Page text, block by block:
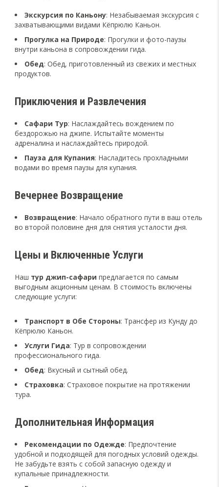
Экскурсия по Каньону: Незабываемая экскурсия с
захватывающими видами Кёпрюлю Каньон.
Прогулка на Природе: Прогулки и фото-паузы
внутри каньона в сопровождении гида.
Обед: Обед, приготовленный из свежих и местных
продуктов.
Приключения и Развлечения
Сафари Тур: Наслаждайтесь вождением по
бездорожью на джипе. Испытайте моменты
адреналина и наслаждайтесь природой.
Пауза для Купания: Насладитесь прохладными
водами во время паузы для купания.
Вечернее Возвращение
Возвращение: Начало обратного пути в ваш отель
во второй половине дня для снятия усталости дня.
Цены и Включенные Услуги
Наш тур джип-сафари предлагается по самым
выгодным акционным ценам. В стоимость включены
следующие услуги:
Транспорт в Обе Стороны: Трансфер из Кунду до
Кёпрюлю Каньон.
Услуги Гида: Тур в сопровождении
профессионального гида.
Обед: Вкусный и сытный обед.
Страховка: Страховое покрытие на протяжении
тура.
Дополнительная Информация
Рекомендации по Одежде: Предпочтение
удобной и подходящей для погодных условий одежды.
Не забудьте взять с собой запасную одежду и
купальные принадлежности.